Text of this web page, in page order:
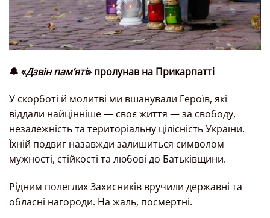
🔔 «Дзвін пам’яті» пролунав на Прикарпатті
У скорботі й молитві ми вшанували Героїв, які
віддали найцінніше — своє життя — за свободу,
незалежність та територіальну цілісність України.
Їхній подвиг назавжди залишиться символом
мужності, стійкості та любові до Батьківщини.
Рідним полеглих Захисників вручили державні та
обласні нагороди. На жаль, посмертні.